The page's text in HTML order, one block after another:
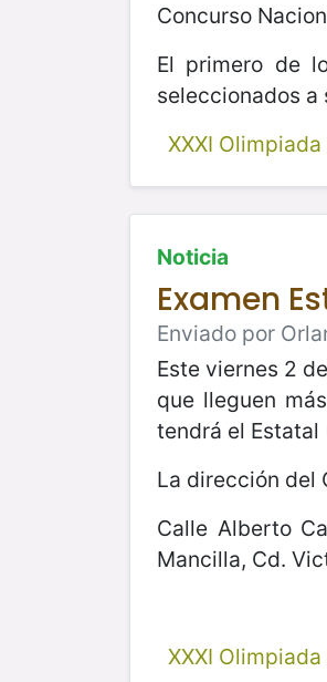
Concurso
El primero de
seleccionados a
XXXI
Noticia
Examen
Enviado por
Este viernes 2
que lleguen
tendrá el Estatal
La dirección del
Calle Alberto
Mancilla, Cd.
XXXI